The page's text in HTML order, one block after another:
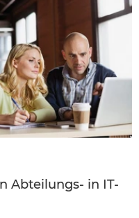
Abteilungs- in IT-